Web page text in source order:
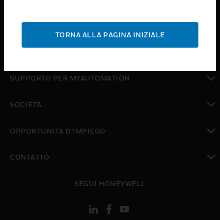
ASSISTENZA
toggle view
toggle view
SUPPORTO PER MYAUTOMATION
SOCIETÀ
OPPORTUNITÀ D’IMPIEGO
CONTATTO
SEGUI HONEYWELL
TORNA ALLA PAGINA INIZIALE